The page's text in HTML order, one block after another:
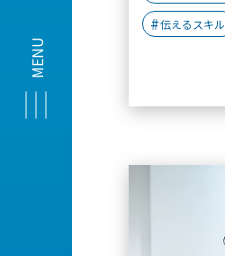
伝えるスキル